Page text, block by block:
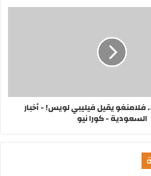
الفوز 8-0.. فلامنغو يقيل فيليبي لويس! - أخبار
السعودية - كورا نيو